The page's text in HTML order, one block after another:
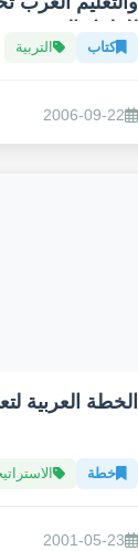
كتاب التربية
2006-09-22
الخطة العربية
خطة
2001-05-23